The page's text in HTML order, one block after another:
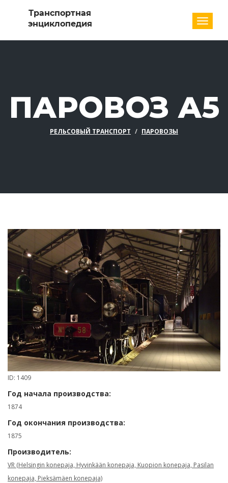
ПАРОВОЗ А5
РЕЛЬСОВЫЙ ТРАНСПОРТ ПАРОВОЗЫ
ID: 1409
Год начала производства:
1874
Год окончания производства:
1875
Производитель:
VR (Helsingin konepaja, Hyvinkään konepaja, Kuopion konepaja, Pasilan
konepaja, Pieksämäen konepaja)